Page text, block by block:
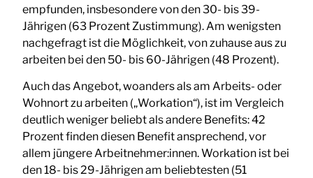
empfunden, insbesondere von den 30- bis 39-
Jährigen (63 Prozent Zustimmung). Am wenigsten
nachgefragt ist die Möglichkeit, von zuhause aus zu
arbeiten bei den 50- bis 60-Jährigen (48 Prozent).
Auch das Angebot, woanders als am Arbeits- oder
Wohnort zu arbeiten („Workation“), ist im Vergleich
deutlich weniger beliebt als andere Benefits: 42
Prozent finden diesen Benefit ansprechend, vor
allem jüngere Arbeitnehmer:innen. Workation ist bei
den 18- bis 29-Jährigen am beliebtesten (51